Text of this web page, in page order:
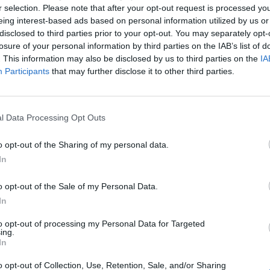
selection. Please note that after your opt-out request is processed
interest-based ads based on personal information utilized by us
to third parties prior to your opt-out. You may separately
of your personal information by third parties on the IAB’s list of
This information may also be disclosed by us to third parties on the
Participants that may further disclose it to other third parties.
Data Processing Opt Outs
opt-out of the Sharing of my personal data.
opt-out of the Sale of my Personal Data.
opt-out of processing my Personal Data for Targeted
opt-out of Collection, Use, Retention, Sale, and/or Sharing
Την ευθύνη για την επίθεση είχε
Συνωμοσία των Πυρήνων της
πορεία προς τα γραφεία της
εισβάλλοντας και προκαλώντας
της κατήγγειλε συνεργασία των
αυτοσχέδιος εκρηκτικός
Ασπρόπυργο, με αποτέλεσμα να
ευθύνη της βομβιστικής επίθεσης
οργάνωση «Άτυπη Αναρχική Ομοσπονδία
μηχανισμός στα γραφεία του
επίθεση ανέλαβε η τρομοκρατική